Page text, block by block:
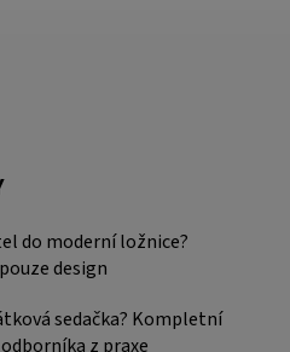
do moderní ložnice?
design
sedačka? Kompletní
z praxe